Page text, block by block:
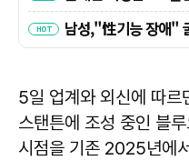
5일 업계와 외신에 따르
스탠튼에 조성 중인 블
시점을 기존 2025년에